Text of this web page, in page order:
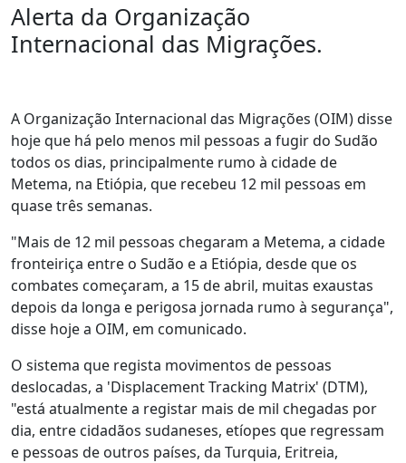
Alerta da Organização
Internacional das Migrações.
A Organização Internacional das Migrações (OIM) disse
hoje que há pelo menos mil pessoas a fugir do Sudão
todos os dias, principalmente rumo à cidade de
Metema, na Etiópia, que recebeu 12 mil pessoas em
quase três semanas.
"Mais de 12 mil pessoas chegaram a Metema, a cidade
fronteiriça entre o Sudão e a Etiópia, desde que os
combates começaram, a 15 de abril, muitas exaustas
depois da longa e perigosa jornada rumo à segurança",
disse hoje a OIM, em comunicado.
O sistema que regista movimentos de pessoas
deslocadas, a 'Displacement Tracking Matrix' (DTM),
"está atualmente a registar mais de mil chegadas por
dia, entre cidadãos sudaneses, etíopes que regressam
e pessoas de outros países, da Turquia, Eritreia,